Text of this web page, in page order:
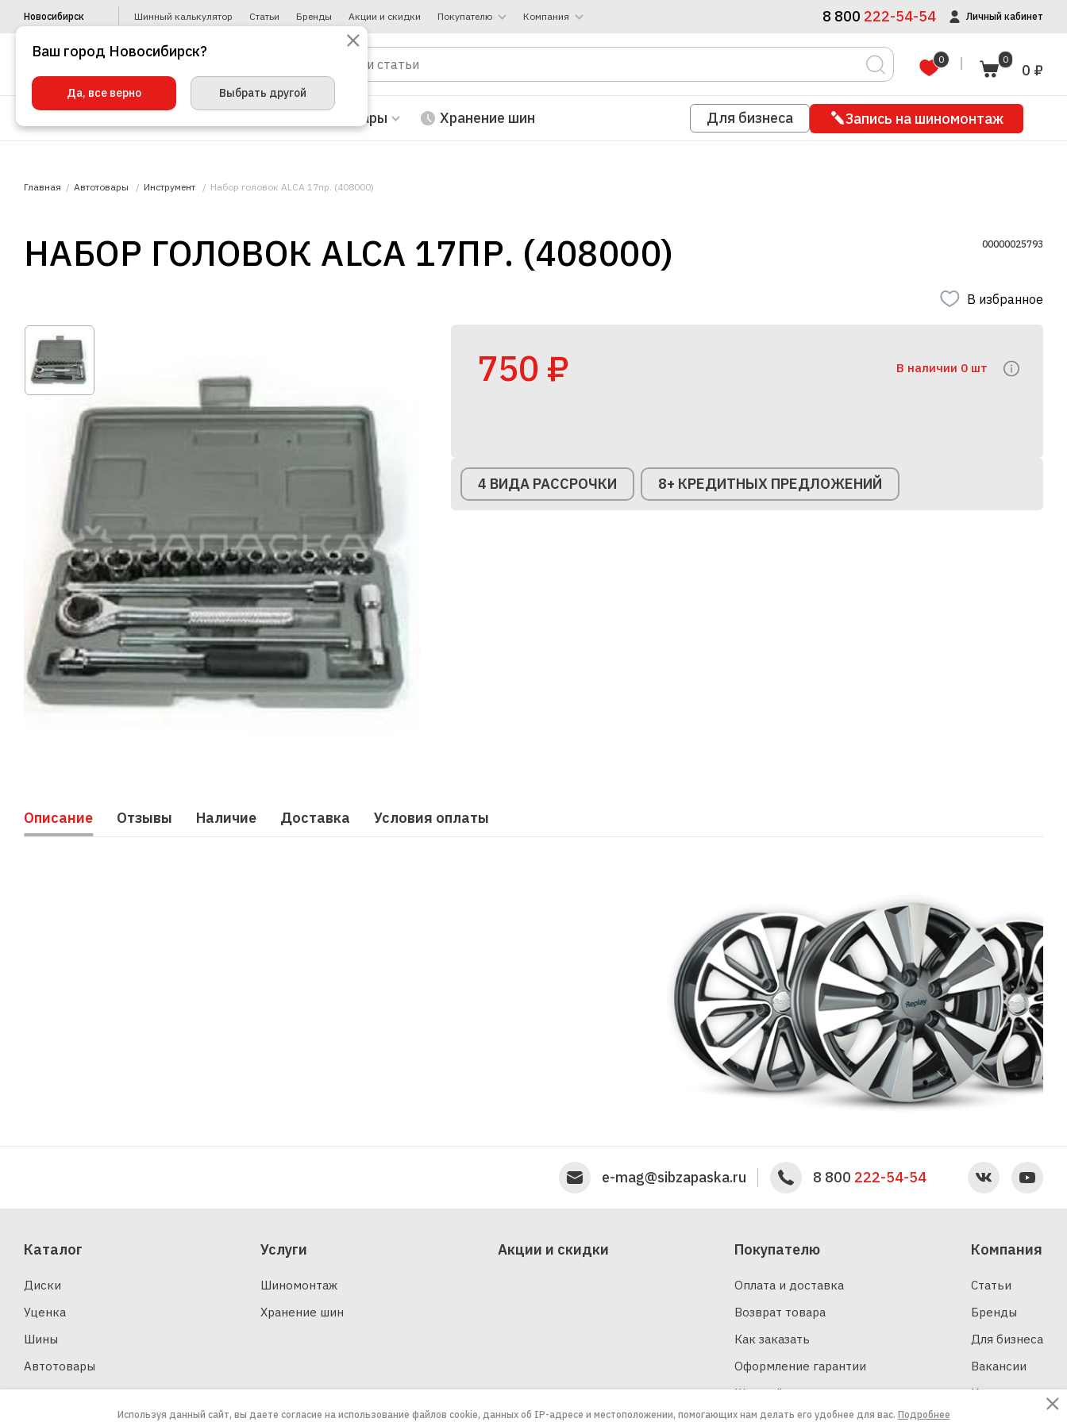
Новосибирск Шинный калькулятор Статьи Бренды Акции и скидки Покупателю Компания 8 800 222-54-54 Личный кабинет
0 0
0 ₽
Автотовары Хранение шин Для бизнеса Запись на шиномонтаж
Главная Автотовары Инструмент Набор головок ALCA 17пр. (408000)
НАБОР ГОЛОВОК ALCA 17ПР. (408000) 00000025793
В избранное
750 ₽ В наличии 0 шт
4 ВИДА РАССРОЧКИ 8+ КРЕДИТНЫХ ПРЕДЛОЖЕНИЙ
Описание Отзывы Наличие Доставка Условия оплаты
e-mag@sibzapaska.ru 8 800 222-54-54
Каталог
Диски
Уценка
Шины
Автотовары
Услуги
Шиномонтаж
Хранение шин
Акции и скидки Покупателю
Оплата и доставка
Возврат товара
Как заказать
Оформление гарантии
Шинный калькулятор
Компания
Статьи
Бренды
Для бизнеса
Вакансии
Контакты
Ваш город Новосибирск?
Да, все верно Выбрать другой
Используя данный сайт, вы даете согласие на использование файлов cookie, данных об IP-адресе и местоположении, помогающих нам делать его удобнее для вас. Подробнее